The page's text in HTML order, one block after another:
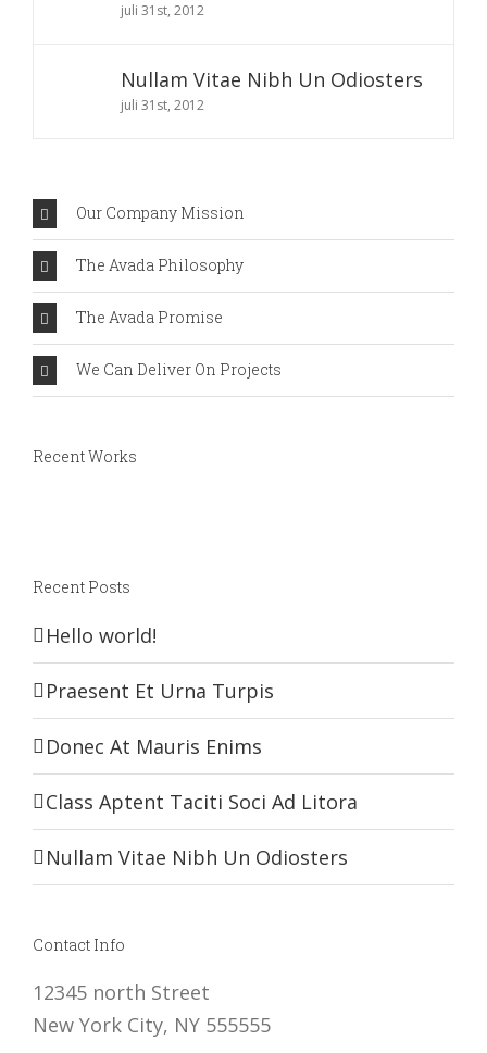
juli 31st, 2012
Nullam Vitae Nibh Un Odiosters
juli 31st, 2012
Our Company Mission
The Avada Philosophy
The Avada Promise
We Can Deliver On Projects
Recent Works
Recent Posts
Hello world!
Praesent Et Urna Turpis
Donec At Mauris Enims
Class Aptent Taciti Soci Ad Litora
Nullam Vitae Nibh Un Odiosters
Contact Info
12345 north Street
New York City, NY 555555